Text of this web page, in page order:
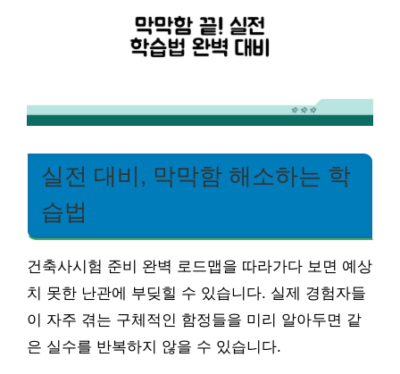
실전 대비, 막막함 해소하는 학
습법
건축사시험 준비 완벽 로드맵을 따라가다 보면 예상
치 못한 난관에 부딪힐 수 있습니다. 실제 경험자들
이 자주 겪는 구체적인 함정들을 미리 알아두면 같
은 실수를 반복하지 않을 수 있습니다.